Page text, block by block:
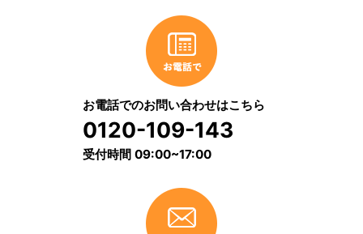
お電話でのお問い合わせはこちら
0120-109-143
受付時間 09:00~17:00